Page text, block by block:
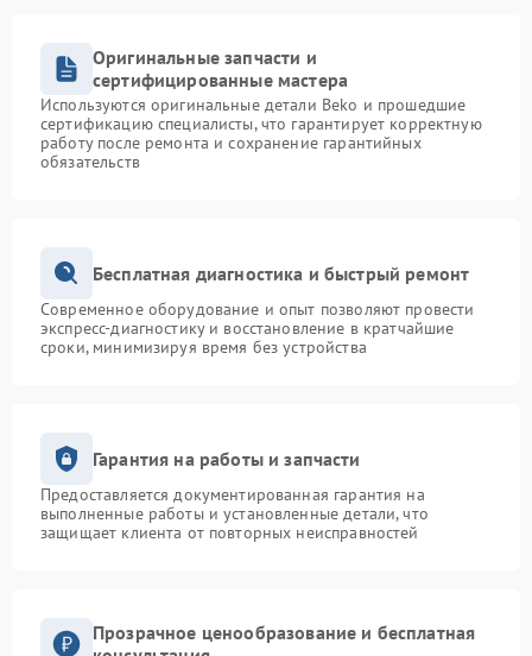
Оригинальные запчасти и
сертифицированные мастера
Используются оригинальные детали Beko и прошедшие
сертификацию специалисты, что гарантирует корректную
работу после ремонта и сохранение гарантийных
обязательств
Бесплатная диагностика и быстрый ремонт
Современное оборудование и опыт позволяют провести
экспресс-диагностику и восстановление в кратчайшие
сроки, минимизируя время без устройства
Гарантия на работы и запчасти
Предоставляется документированная гарантия на
выполненные работы и установленные детали, что
защищает клиента от повторных неисправностей
Прозрачное ценообразование и бесплатная